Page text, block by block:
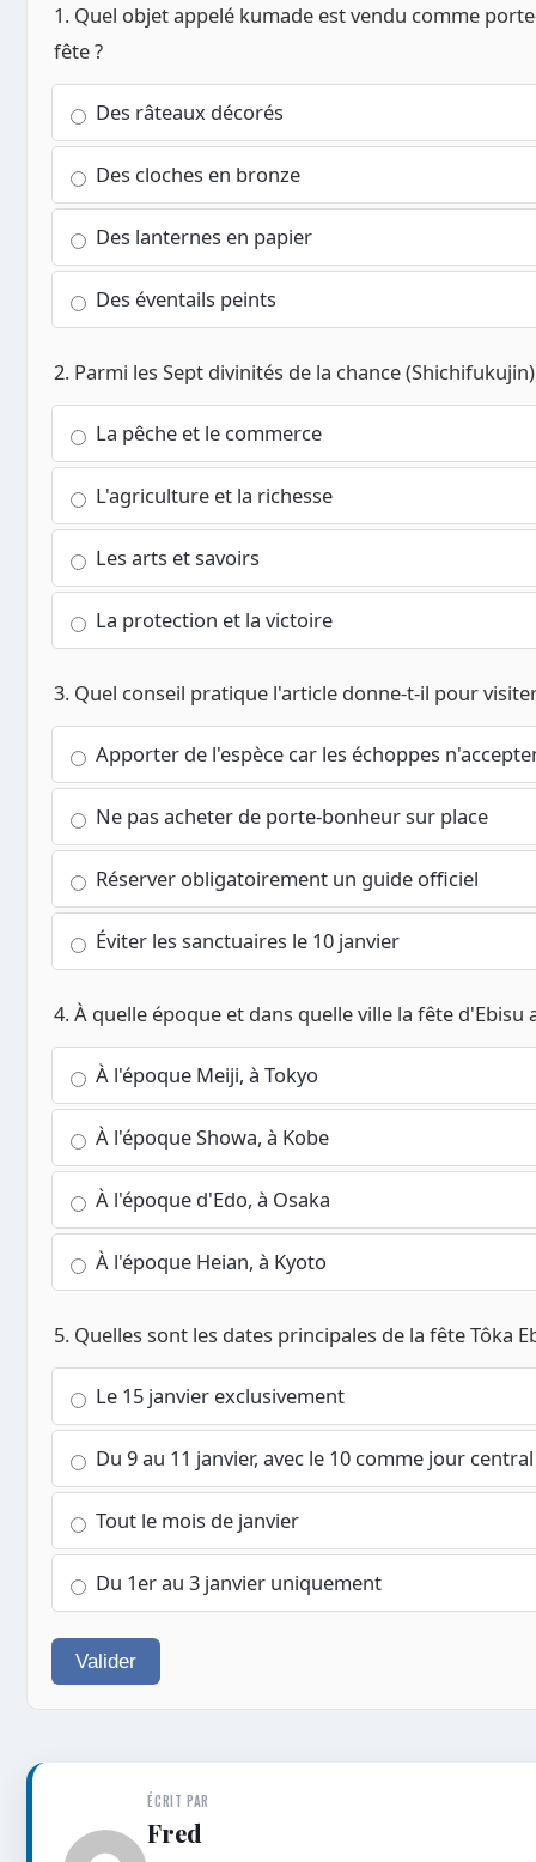
1. Quel objet appelé kumade est vendu comme
fête ?
Des râteaux décorés
Des cloches en bronze
Des lanternes en papier
Des éventails peints
2. Parmi les Sept divinités de la chance
La pêche et le commerce
L'agriculture et la richesse
Les arts et savoirs
La protection et la victoire
3. Quel conseil pratique l'article donne-t-il pour
Apporter de l'espèce car les échoppes
Ne pas acheter de porte-bonheur sur place
Réserver obligatoirement un guide officiel
Éviter les sanctuaires le 10 janvier
4. À quelle époque et dans quelle ville la fête
À l'époque Meiji, à Tokyo
À l'époque Showa, à Kobe
À l'époque d'Edo, à Osaka
À l'époque Heian, à Kyoto
5. Quelles sont les dates principales de la fête Tôka
Le 15 janvier exclusivement
Du 9 au 11 janvier, avec le 10 comme jour central
Tout le mois de janvier
Du 1er au 3 janvier uniquement
Valider
ÉCRIT PAR
Fred